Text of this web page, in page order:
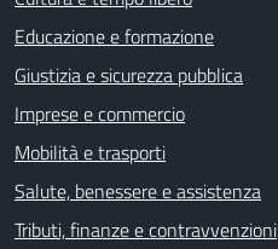
Educazione e formazione
Giustizia e sicurezza pubblica
Imprese e commercio
Mobilità e trasporti
Salute, benessere e assistenza
Tributi, finanze e contravvenzioni